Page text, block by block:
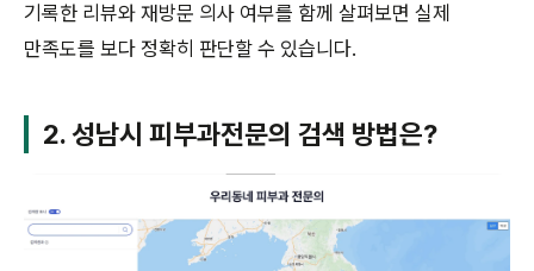
기록한 리뷰와 재방문 의사 여부를 함께 살펴보면 실제
만족도를 보다 정확히 판단할 수 있습니다.
2. 성남시 피부과전문의 검색 방법은?